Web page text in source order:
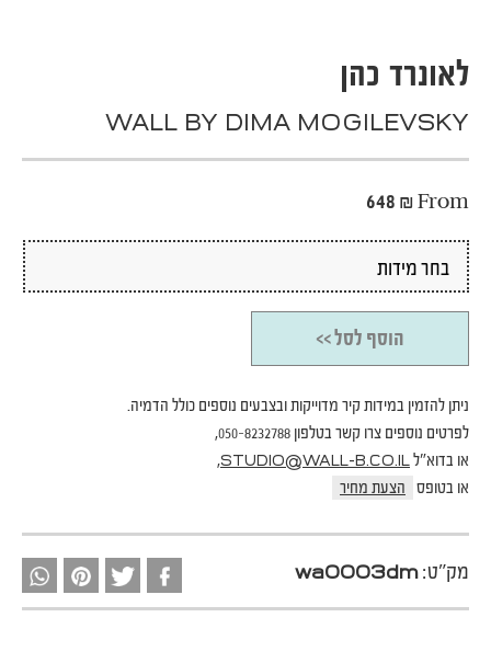
לאונרד כהן
WALL BY DIMA MOGILEVSKY
From
648 ₪
הוסף לסל >>
ניתן להזמין במידות קיר מדוייקות ובצבעים נוספים כולל הדמיה.
לפרטים נוספים צרו קשר בטלפון 050-8232788,
או בדוא"לSTUDIO@WALL-B.CO.IL
,
או בטופס
הצעת מחיר
מק"ט:wa0003dm